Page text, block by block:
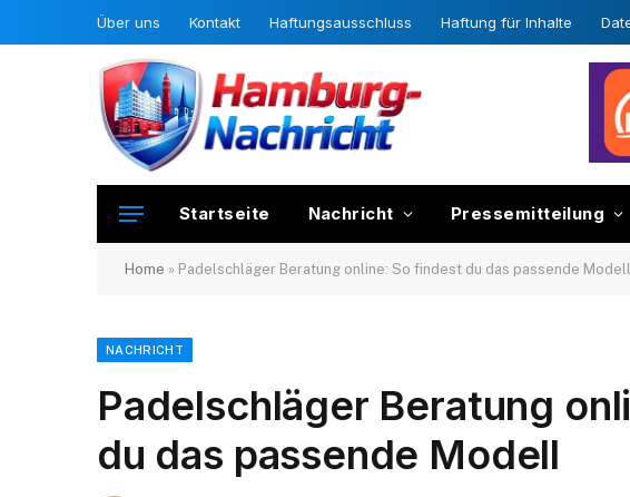
Über uns Kontakt Haftungsausschluss Haftung für Inhalte
Startseite Nachricht Pressemitteilung
Home » Padelschläger Beratung online: So findest du das passende Modell
NACHRICHT
Padelschläger Beratung
du das passende Modell